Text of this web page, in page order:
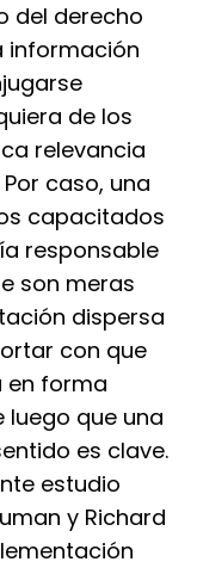
del derecho
información
de los
relevancia
caso, una
capacitados
responsable
son meras
dispersa
con que
en forma
luego que una
es clave.
estudio
y Richard